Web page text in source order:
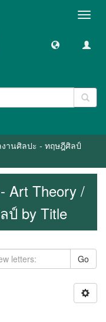
งานศิลปะ - ทฤษฎีศิลป์
Art Theory /
ป์ by Title
Go